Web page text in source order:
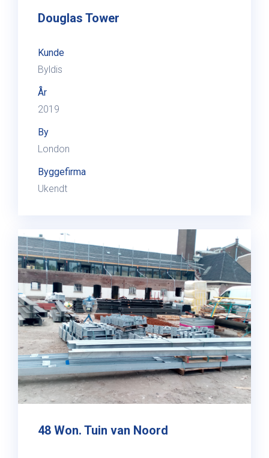
Douglas Tower
Kunde
Byldis
År
2019
By
London
Byggefirma
Ukendt
48 Won. Tuin van Noord